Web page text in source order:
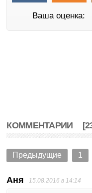
Ваша оценка:
КОММЕНТАРИИ
Предыдущие 1
Аня 15.08.2016 в 14:14